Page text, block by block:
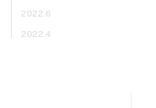
2022.6
2022.4